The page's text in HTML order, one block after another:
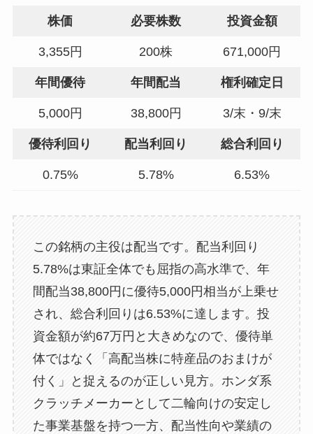
株価 必要株数 投資金額
3,355円 200株 671,000円
年間優待 年間配当 権利確定日
5,000円 38,800円 3/末・9/末
優待利回り 配当利回り 総合利回り
0.75% 5.78% 6.53%
この銘柄の主役は配当です。配当利回り
5.78%は東証全体でも屈指の高水準で、年
間配当38,800円に優待5,000円相当が上乗せ
され、総合利回りは6.53%に達します。投
資金額が約67万円と大きめなので、優待単
体ではなく「高配当株に特産品のおまけが
付く」と捉えるのが正しい見方。ホンダ系
クラッチメーカーとして二輪向けの安定し
た事業基盤を持つ一方、配当性向や業績の